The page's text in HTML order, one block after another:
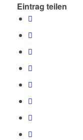
Eintrag teilen